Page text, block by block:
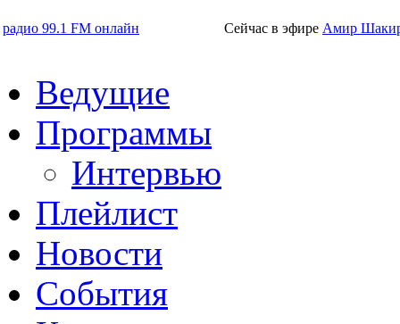
радио 99.1 FM онлайн Сейчас в эфире Амир
Ведущие
Программы
Интервью
Плейлист
Новости
События